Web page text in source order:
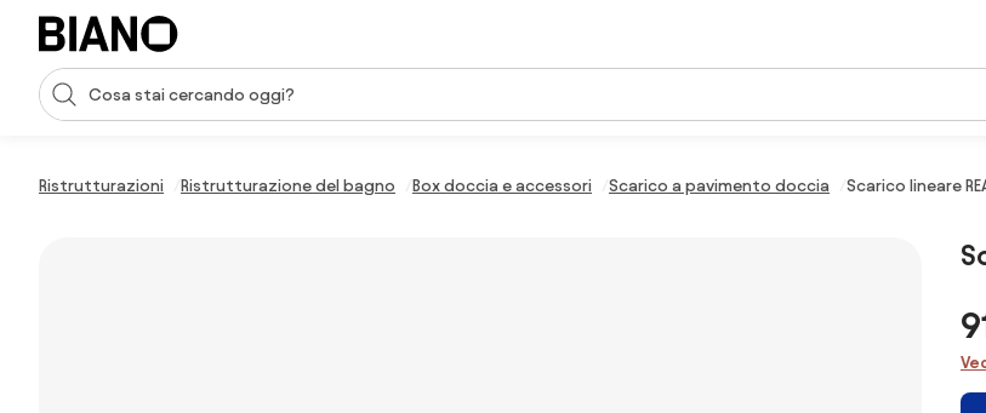
Salta la navigazione, vai al contenuto
Input della ricerca
Ristrutturazioni Ristrutturazione del bagno Box doccia e accessori Scarico a pavimento doccia Scarico lineare